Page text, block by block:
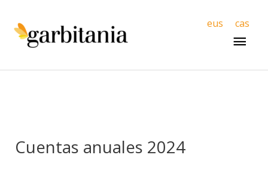
eus cas
Cuentas anuales 2024